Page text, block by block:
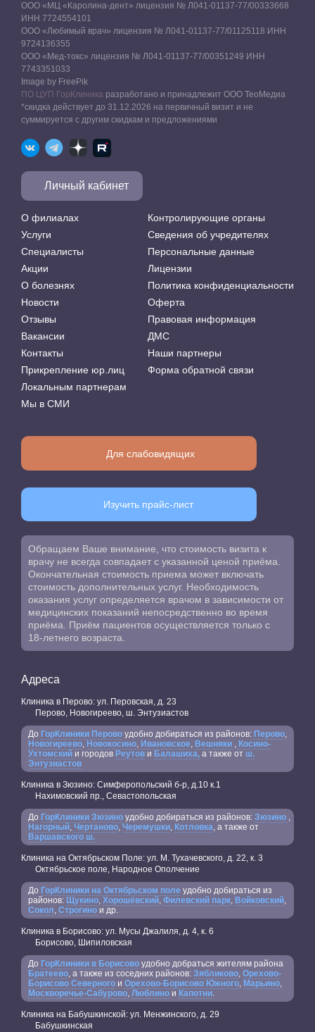
ООО «МЦ «Каролина-дент» лицензия № Л041-01137-77/00333668
ИНН 7724554101
ООО «Любимый врач» лицензия № Л041-01137-77/01125118 ИНН
9724136355
ООО «Мед-токс» лицензия № Л041-01137-77/00351249 ИНН
7743351033
Image by FreePik
ПО ЦУП ГорКлиника разработано и принадлежит ООО ТеоМедиа
*скидка действует до 31.12.2026 на первичный визит и не
суммируется с другим скидкам и предложениями
О филиалах
Услуги
Специалисты
Акции
О болезнях
Новости
Отзывы
Вакансии
Контакты
Прикрепление юр.лиц
Локальным партнерам
Мы в СМИ
Контролирующие органы
Сведения об учредителях
Персональные данные
Лицензии
Политика конфиденциальности
Оферта
Правовая информация
ДМС
Наши партнеры
Форма обратной связи
Личный кабинет
Для слабовидящих
Изучить прайс-лист
Обращаем Ваше внимание, что стоимость визита к
врачу не всегда совпадает с указанной ценой приёма.
Окончательная стоимость приема может включать
стоимость дополнительных услуг. Необходимость
оказания услуг определяется врачом в зависимости от
медицинских показаний непосредственно во время
приёма. Приём пациентов осуществляется только с
18-летнего возраста.
Адреса
Клиника в Перово: ул. Перовская, д. 23
Перово, Новогиреево, ш. Энтузиастов
До ГорКлиники Перово удобно добираться из районов: Перово,
Новогиреево, Новокосино, Ивановское, Вешняки , Косино-
Ухтомский и городов Реутов и Балашиха, а также от ш.
Энтузиастов
Клиника в Зюзино: Симферопольский б-р, д.10 к.1
Нахимовский пр., Севастопольская
До ГорКлиники Зюзино удобно добираться из районов: Зюзино ,
Нагорный, Чертаново, Черемушки, Котловка, а также от
Варшавского ш.
Клиника на Октябрьском Поле: ул. М. Тухачевского, д. 22, к. 3
Октябрьское поле, Народное Ополчение
До ГорКлиники на Октябрьском поле удобно добираться из
районов: Щукино, Хорошёвский, Филевский парк, Войковский,
Сокол, Строгино и др.
Клиника в Борисово: ул. Мусы Джалиля, д. 4, к. 6
Борисово, Шипиловская
До ГорКлиники в Борисово удобно добраться жителям района
Братеево, а также из соседних районов: Зябликово, Орехово-
Борисово Северного и Орехово-Борисово Южного, Марьино,
Москворечье-Сабурово, Люблино и Капотни.
Клиника на Бабушкинской: ул. Менжинского, д. 29
Бабушкинская